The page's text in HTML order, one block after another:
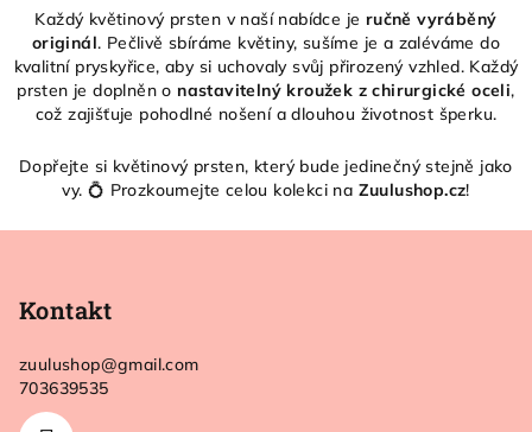
í
p
r
v
y
v
í
Každý květinový prsten v naší nabídce je ručně vyráběný
originál. Pečlivě sbíráme květiny, sušíme je a zaléváme do
kvalitní pryskyřice, aby si uchovaly svůj přirozený vzhled. Každý
prsten je doplněn onastavitelný kroužek z chirurgické oceli,
což zajišťuje pohodlné nošení a dlouhou životnost šperku.
Dopřejte si květinový prsten, který bude jedinečný stejně jako
vy. 💍 Prozkoumejte celou kolekci na Zuulushop.cz!
Kontakt
zuulushop@gmail.com
703639535